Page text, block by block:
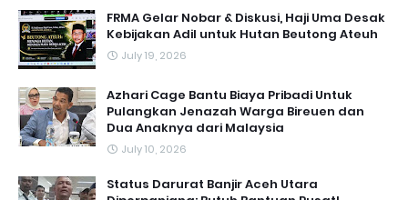
FRMA Gelar Nobar & Diskusi, Haji Uma Desak
Kebijakan Adil untuk Hutan Beutong Ateuh
July 19, 2026
Azhari Cage Bantu Biaya Pribadi Untuk
Pulangkan Jenazah Warga Bireuen dan
Dua Anaknya dari Malaysia
July 10, 2026
Status Darurat Banjir Aceh Utara